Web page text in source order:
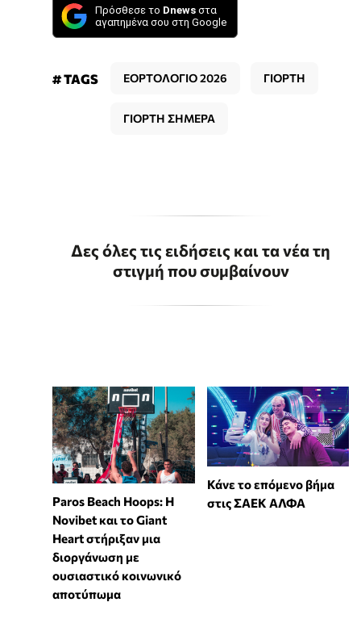
Πρόσθεσε το Dnews στα
αγαπημένα σου στη Google
# TAGS ΕΟΡΤΟΛΟΓΙΟ 2026 ΓΙΟΡΤΗ
ΓΙΟΡΤΗ ΣΗΜΕΡΑ
Δες όλες τις ειδήσεις και τα νέα τη
στιγμή που συμβαίνουν
Paros Beach Hoops: Η
Novibet και το Giant
Heart στήριξαν μια
διοργάνωση με
ουσιαστικό κοινωνικό
αποτύπωμα
Κάνε το επόμενο βήμα
στις ΣΑΕΚ ΑΛΦΑ